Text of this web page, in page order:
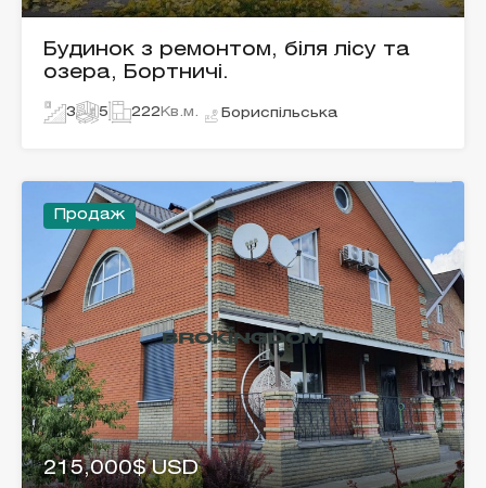
Будинок з ремонтом, біля лісу та
озера, Бортничі.
3 5 222 Кв.м. Бориспільська
Продаж
215,000$ USD